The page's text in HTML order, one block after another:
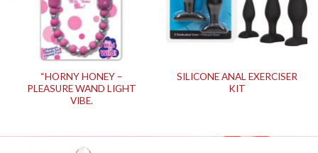
“HORNY HONEY –
PLEASURE WAND LIGHT
VIBE.
SILICONE ANAL EXERCISER
KIT